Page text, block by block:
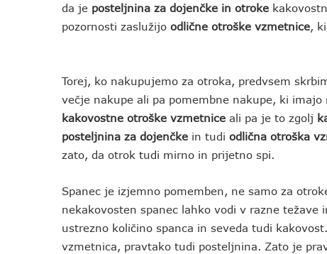
da je posteljnina za dojenčke in otroke
pozornosti zaslužijo odlične otroške vzmetnice,
Torej, ko nakupujemo za otroka, predvsem
večje nakupe ali pa pomembne nakupe, ki
kakovostne otroške vzmetnice ali pa je to zgolj
posteljnina za dojenčke in tudi odlična otroška
zato, da otrok tudi mirno in prijetno spi.
Spanec je izjemno pomemben, ne samo za
nekakovosten spanec lahko vodi v razne
ustrezno količino spanca in seveda tudi
vzmetnica, pravtako tudi posteljnina. Zato je